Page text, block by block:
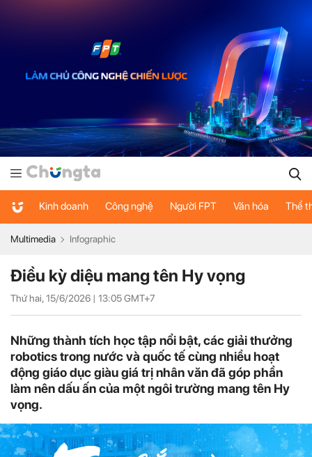
Kinh doanh Công nghệ Người FPT Văn hóa Thể
Multimedia Infographic
Điều kỳ diệu mang tên Hy vọng
Thứ hai, 15/6/2026 | 13:05GMT+7
Những thành tích học tập nổi bật, các giải thưởng
robotics trong nước và quốc tế cùng nhiều hoạt
động giáo dục giàu giá trị nhân văn đã góp phần
làm nên dấu ấn của một ngôi trường mang tên Hy
vọng.